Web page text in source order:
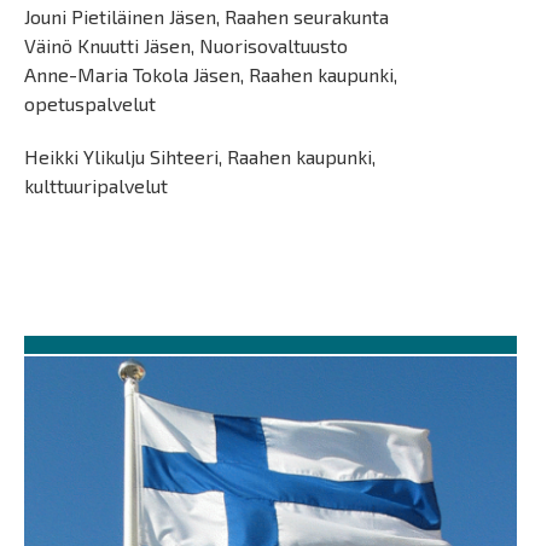
Jouni Pietiläinen Jäsen, Raahen seurakunta
Väinö Knuutti Jäsen, Nuorisovaltuusto
Anne-Maria Tokola Jäsen, Raahen kaupunki,
opetuspalvelut
Heikki Ylikulju Sihteeri, Raahen kaupunki,
kulttuuripalvelut